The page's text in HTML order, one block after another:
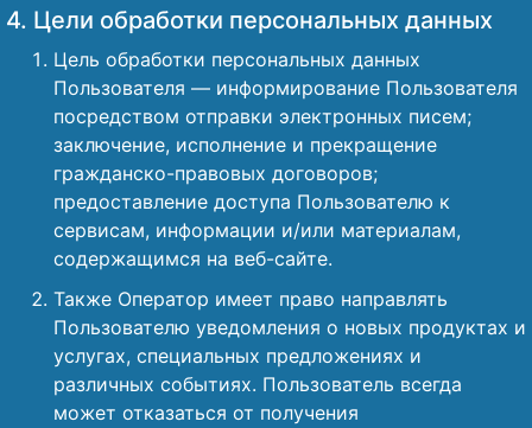
4. Цели обработки персональных данных
Цель обработки персональных данных
Пользователя — информирование Пользователя
посредством отправки электронных писем;
заключение, исполнение и прекращение
гражданско-правовых договоров;
предоставление доступа Пользователю к
сервисам, информации и/или материалам,
содержащимся на веб-сайте.
Также Оператор имеет право направлять
Пользователю уведомления о новых продуктах и
услугах, специальных предложениях и
различных событиях. Пользователь всегда
может отказаться от получения